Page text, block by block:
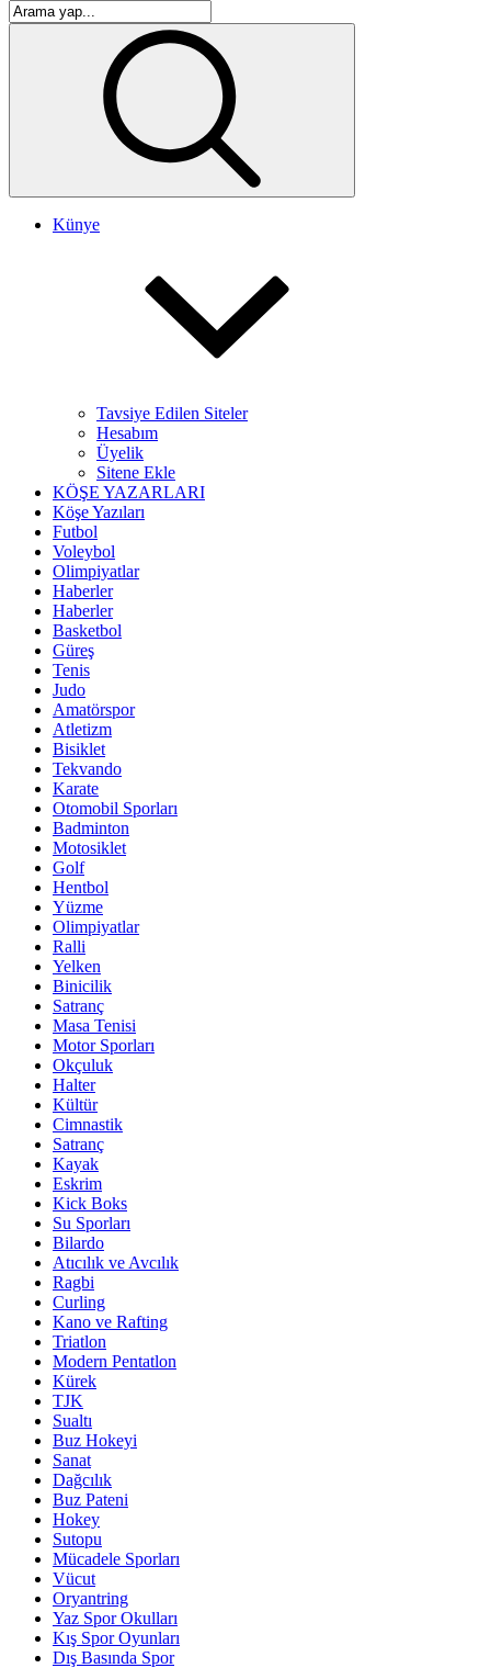
Künye
Tavsiye Edilen Siteler
Hesabım
Üyelik
Sitene Ekle
KÖŞE YAZARLARI
Köşe Yazıları
Futbol
Voleybol
Olimpiyatlar
Haberler
Haberler
Basketbol
Güreş
Tenis
Judo
Amatörspor
Atletizm
Bisiklet
Tekvando
Karate
Otomobil Sporları
Badminton
Motosiklet
Golf
Hentbol
Yüzme
Olimpiyatlar
Ralli
Yelken
Binicilik
Satranç
Masa Tenisi
Motor Sporları
Okçuluk
Halter
Kültür
Cimnastik
Satranç
Kayak
Eskrim
Kick Boks
Su Sporları
Bilardo
Atıcılık ve Avcılık
Ragbi
Curling
Kano ve Rafting
Triatlon
Modern Pentatlon
Kürek
TJK
Sualtı
Buz Hokeyi
Sanat
Dağcılık
Buz Pateni
Hokey
Sutopu
Mücadele Sporları
Vücut
Oryantring
Yaz Spor Okulları
Kış Spor Oyunları
Dış Basında Spor